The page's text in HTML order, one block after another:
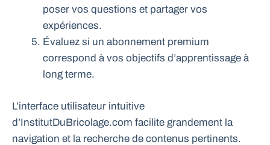
poser vos questions et partager vos
expériences.
Évaluez si un abonnement premium
correspond à vos objectifs d’apprentissage à
long terme.
L’interface utilisateur intuitive
d’InstitutDuBricolage.com facilite grandement la
navigation et la recherche de contenus pertinents.